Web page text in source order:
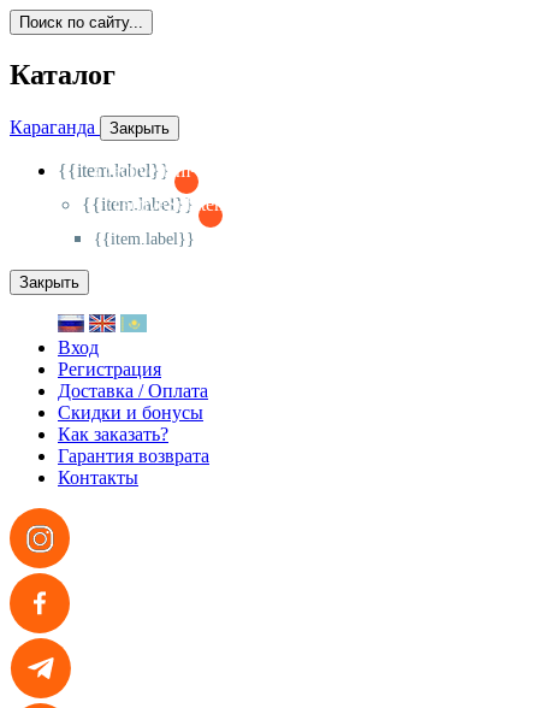
Поиск по сайту...
Каталог
Караганда Закрыть
{{item.label}}
{{activeItem==item.id?'-
{{item.label}}
{{activeSubitem==item.id?'-
{{item.label}}
Закрыть
Вход
Регистрация
Доставка / Оплата
Скидки и бонусы
Как заказать?
Гарантия возврата
Контакты